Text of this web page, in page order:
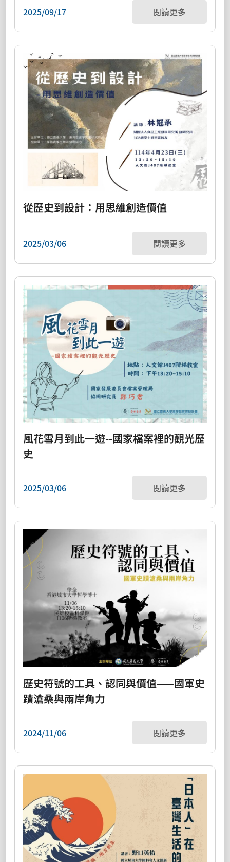
2025/09/17 閱讀更多
從歷史到設計：用思維創造價值
2025/03/06 閱讀更多
風花雪月到此一遊--國家檔案裡的觀光歷
史
2025/03/06 閱讀更多
歷史符號的工具、認同與價值——國軍史
蹟滄桑與兩岸角力
2024/11/06 閱讀更多